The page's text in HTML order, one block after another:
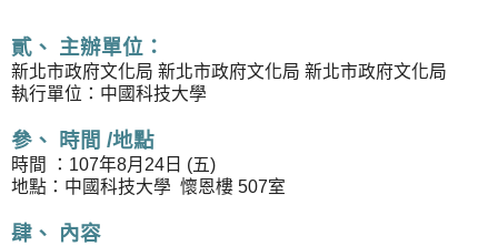
貳、 主辦單位：
新北市政府文化局 新北市政府文化局 新北市政府文化局
執行單位：中國科技大學
參、 時間 /地點
時間 ：107年8月24日 (五)
地點：中國科技大學 懷恩樓 507室
肆、 內容